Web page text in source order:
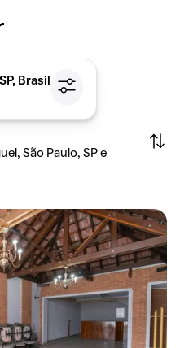
Brasil
São Paulo, SP e